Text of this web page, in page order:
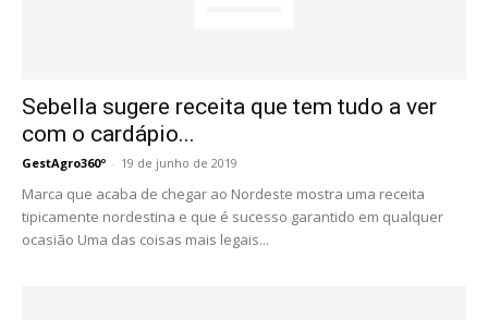
Sebella sugere receita que tem tudo a ver
com o cardápio...
GestAgro360º - 19 de junho de 2019
Marca que acaba de chegar ao Nordeste mostra uma receita
tipicamente nordestina e que é sucesso garantido em qualquer
ocasião Uma das coisas mais legais...